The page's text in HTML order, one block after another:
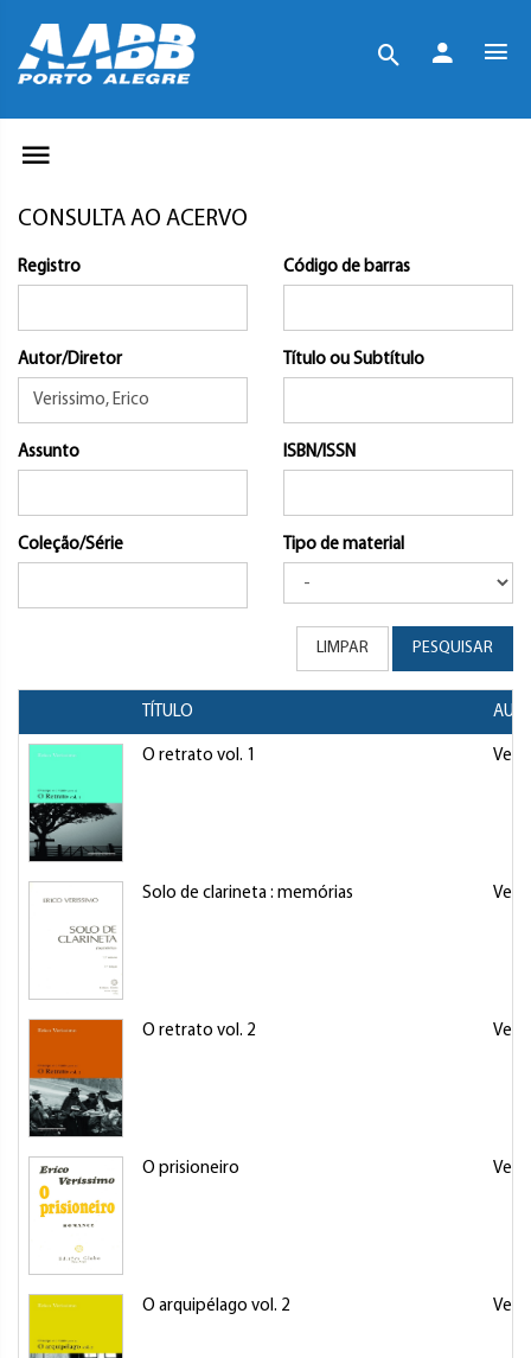
CONSULTA AO ACERVO
Registro Código de barras
Autor/Diretor Título ou Subtítulo
Assunto ISBN/ISSN
Coleção/Série Tipo de material
LIMPAR PESQUISAR
TÍTULO
O retrato vol. 1
Solo de clarineta : memórias
O retrato vol. 2
O prisioneiro
O arquipélago vol. 2